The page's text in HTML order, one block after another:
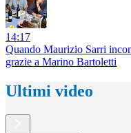
14:17
Quando Maurizio Sarri
grazie a Marino Bartoletti
Ultimi video